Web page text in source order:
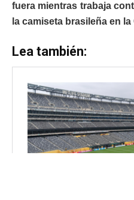
fuera mientras trabaja
la camiseta brasileña en
Lea también: